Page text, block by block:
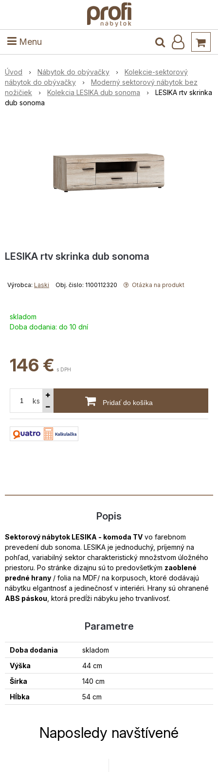
Menu
Kuchyňa a jedáleň
Úvod Nábytok do obývačky
Kolekcie-sektorový
nábytok do obývačky
Moderný sektorový nábytok bez
nožičiek
Kolekcia LESIKA dub sonoma
LESIKA rtv skrinka
dub sonoma
LESIKA rtv skrinka dub sonoma
Výrobca: Laski Obj. čislo: 1100112320 Otázka na produkt
skladom
Doba dodania: do 10 dní
146 € s DPH
ks Pridať do košíka
Popis
Sektorový nábytok LESIKA - komoda TV vo farebnom
prevedení dub sonoma. LESIKA je jednoduchý, príjemný na
pohľad, variabilný sektor charakteristický množstvom úložného
priestoru. Po stránke dizajnu sú to predovšetkým zaoblené
predné hrany / folia na MDF/ na korpusoch, ktoré dodávajú
nábytku elgantnosť a jedinečnosť v interiéri. Hrany sú ohranené
ABS páskou , ktorá predĺži nábyku jeho trvanlivosť.
Parametre
Doba dodania
skladom
Výška
44 cm
Šírka
140 cm
Hĺbka
54 cm
Naposledy navštívené